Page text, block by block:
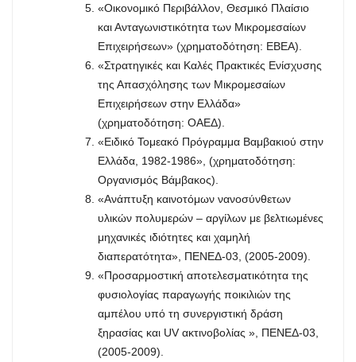
«Οικονομικό Περιβάλλον, Θεσμικό Πλαίσιο
και Ανταγωνιστικότητα των Μικρομεσαίων
Επιχειρήσεων» (χρηματοδότηση: ΕΒΕΑ).
«Στρατηγικές και Καλές Πρακτικές Ενίσχυσης
της Απασχόλησης των Μικρομεσαίων
Επιχειρήσεων στην Ελλάδα»
(χρηματοδότηση: ΟΑΕΔ).
«Ειδικό Τομεακό Πρόγραμμα Βαμβακιού στην
Ελλάδα, 1982-1986», (χρηματοδότηση:
Οργανισμός Βάμβακος).
«Ανάπτυξη καινοτόμων νανοσύνθετων
υλικών πολυμερών – αργίλων με βελτιωμένες
μηχανικές ιδιότητες και χαμηλή
διαπερατότητα», ΠΕΝΕΔ-03, (2005-2009).
«Προσαρμοστική αποτελεσματικότητα της
φυσιολογίας παραγωγής ποικιλιών της
αμπέλου υπό τη συνεργιστική δράση
ξηρασίας και UV ακτινοβολίας », ΠΕΝΕΔ-03,
(2005-2009).